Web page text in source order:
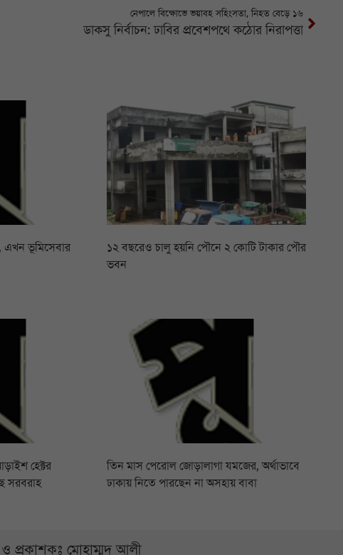
নেপালে বিক্ষোভে ভয়াবহ সহিংসতা, নিহত বেড়ে ১৬
ডাকসু নির্বাচন: ঢাবির প্রবেশপথে কঠোর নিরাপত্তা
এখন ভূমিসেবার
১২ বছরেও চালু হয়নি পৌনে ২ কোটি টাকার পৌর
ভবন
হেক্টর
সরবরাহ
তিন মাস পেরোল জোড়ালাগা যমজের, অর্থাভাবে
ঢাকায় নিতে পারছেন না অসহায় বাবা
প্রকাশকঃ মোহাম্মদ আলী